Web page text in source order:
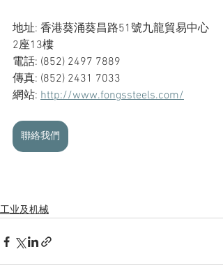
地址: 香港葵涌葵昌路51號九龍貿易中心
2座13樓
電話: (852) 2497 7889
傳真: (852) 2431 7033
網站: http://www.fongssteels.com/
聯絡我們
工业及机械